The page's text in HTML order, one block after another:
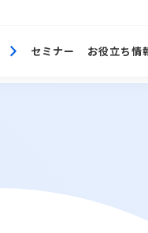
セミナー お役立ち情